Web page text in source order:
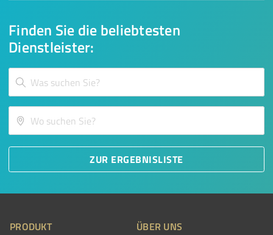
Finden Sie die beliebtesten
Dienstleister:
ZUR ERGEBNISLISTE
PRODUKT ÜBER UNS